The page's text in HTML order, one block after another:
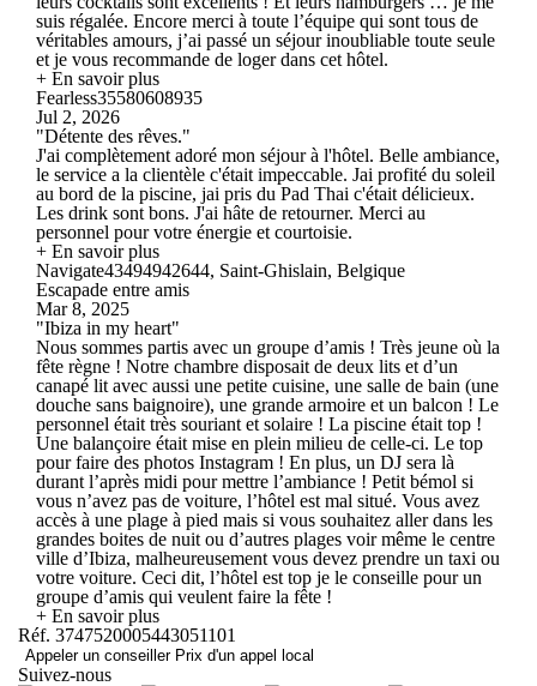
suis régalée. Encore merci à toute l’équipe qui sont tous de
véritables amours, j’ai passé un séjour inoubliable toute seule
et je vous recommande de loger dans cet hôtel.
+ En savoir plus
Fearless35580608935
Jul 2, 2026
"Détente des rêves."
J'ai complètement adoré mon séjour à l'hôtel. Belle ambiance,
le service a la clientèle c'était impeccable. Jai profité du soleil
au bord de la piscine, jai pris du Pad Thai c'était délicieux.
Les drink sont bons. J'ai hâte de retourner. Merci au
personnel pour votre énergie et courtoisie.
+ En savoir plus
Navigate43494942644, Saint-Ghislain, Belgique
Escapade entre amis
Mar 8, 2025
"Ibiza in my heart"
Nous sommes partis avec un groupe d’amis ! Très jeune où la
fête règne ! Notre chambre disposait de deux lits et d’un
canapé lit avec aussi une petite cuisine, une salle de bain (une
douche sans baignoire), une grande armoire et un balcon ! Le
personnel était très souriant et solaire ! La piscine était top !
Une balançoire était mise en plein milieu de celle-ci. Le top
pour faire des photos Instagram ! En plus, un DJ sera là
durant l’après midi pour mettre l’ambiance ! Petit bémol si
vous n’avez pas de voiture, l’hôtel est mal situé. Vous avez
accès à une plage à pied mais si vous souhaitez aller dans les
grandes boites de nuit ou d’autres plages voir même le centre
ville d’Ibiza, malheureusement vous devez prendre un taxi ou
votre voiture. Ceci dit, l’hôtel est top je le conseille pour un
groupe d’amis qui veulent faire la fête !
+ En savoir plus
Réf. 3747520005443051101
Appeler un conseiller Prix d'un appel local
Suivez-nous